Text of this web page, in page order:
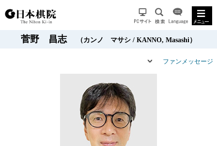
菅野 昌志 （カンノ マサシ / KANNO, Masashi）
ファンメッセージ